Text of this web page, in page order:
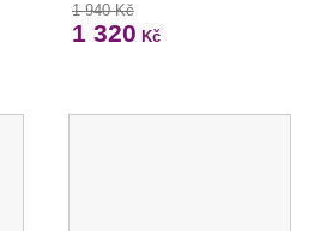
1 940 Kč
1 320 Kč